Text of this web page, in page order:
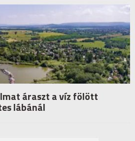
áraszt a víz fölött
lábánál